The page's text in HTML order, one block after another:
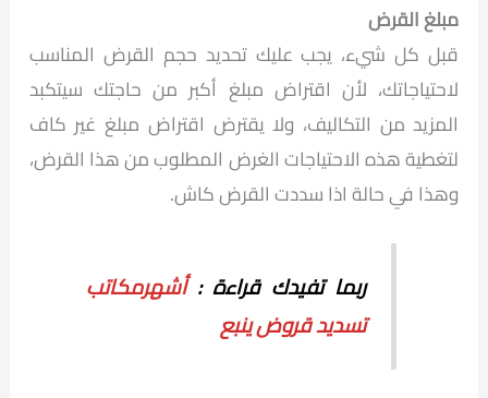
مبلغ القرض
قبل كل شيء، يجب عليك تحديد حجم القرض المناسب
لاحتياجاتك، لأن اقتراض مبلغ أكبر من حاجتك سيتكبد
المزيد من التكاليف، ولا يقترض اقتراض مبلغ غير كاف
لتغطية هذه الاحتياجات الغرض المطلوب من هذا القرض،
وهذا في حالة اذا سددت القرض كاش.
ربما تفيدك قراءة :أشهرمكاتب
تسديد قروض ينبع